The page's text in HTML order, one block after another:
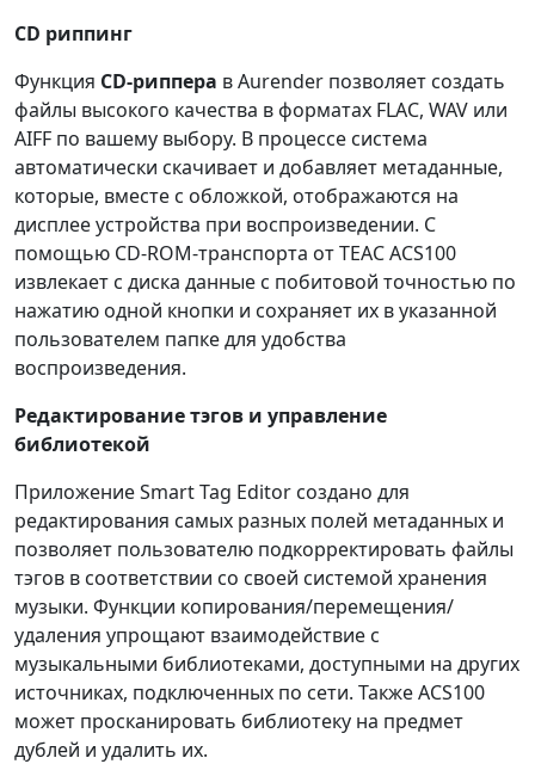
CD риппинг
Функция CD-риппера в Aurender позволяет создать
файлы высокого качества в форматах FLAC, WAV или
AIFF по вашему выбору. В процессе система
автоматически скачивает и добавляет метаданные,
которые, вместе с обложкой, отображаются на
дисплее устройства при воспроизведении. С
помощью CD-ROM-транспорта от TEAC ACS100
извлекает с диска данные с побитовой точностью по
нажатию одной кнопки и сохраняет их в указанной
пользователем папке для удобства
воспроизведения.
Редактирование тэгов и управление
библиотекой
Приложение Smart Tag Editor создано для
редактирования самых разных полей метаданных и
позволяет пользователю подкорректировать файлы
тэгов в соответствии со своей системой хранения
музыки. Функции копирования/перемещения/
удаления упрощают взаимодействие с
музыкальными библиотеками, доступными на других
источниках, подключенных по сети. Также ACS100
может просканировать библиотеку на предмет
дублей и удалить их.